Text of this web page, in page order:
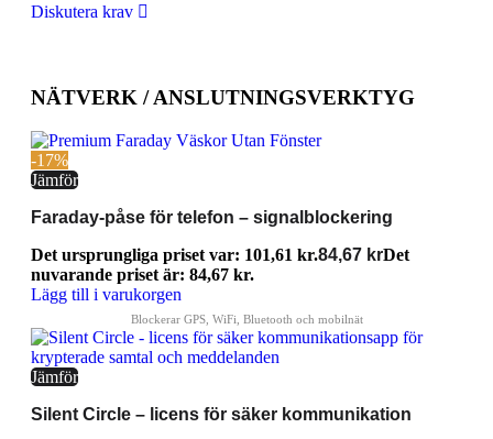
Diskutera krav
NÄTVERK / ANSLUTNINGSVERKTYG
-17%
Jämför
Faraday-påse för telefon – signalblockering
Det ursprungliga priset var: 101,61 kr.84,67 krDet
nuvarande priset är: 84,67 kr.
Lägg till i varukorgen
Jämför
Silent Circle – licens för säker kommunikation